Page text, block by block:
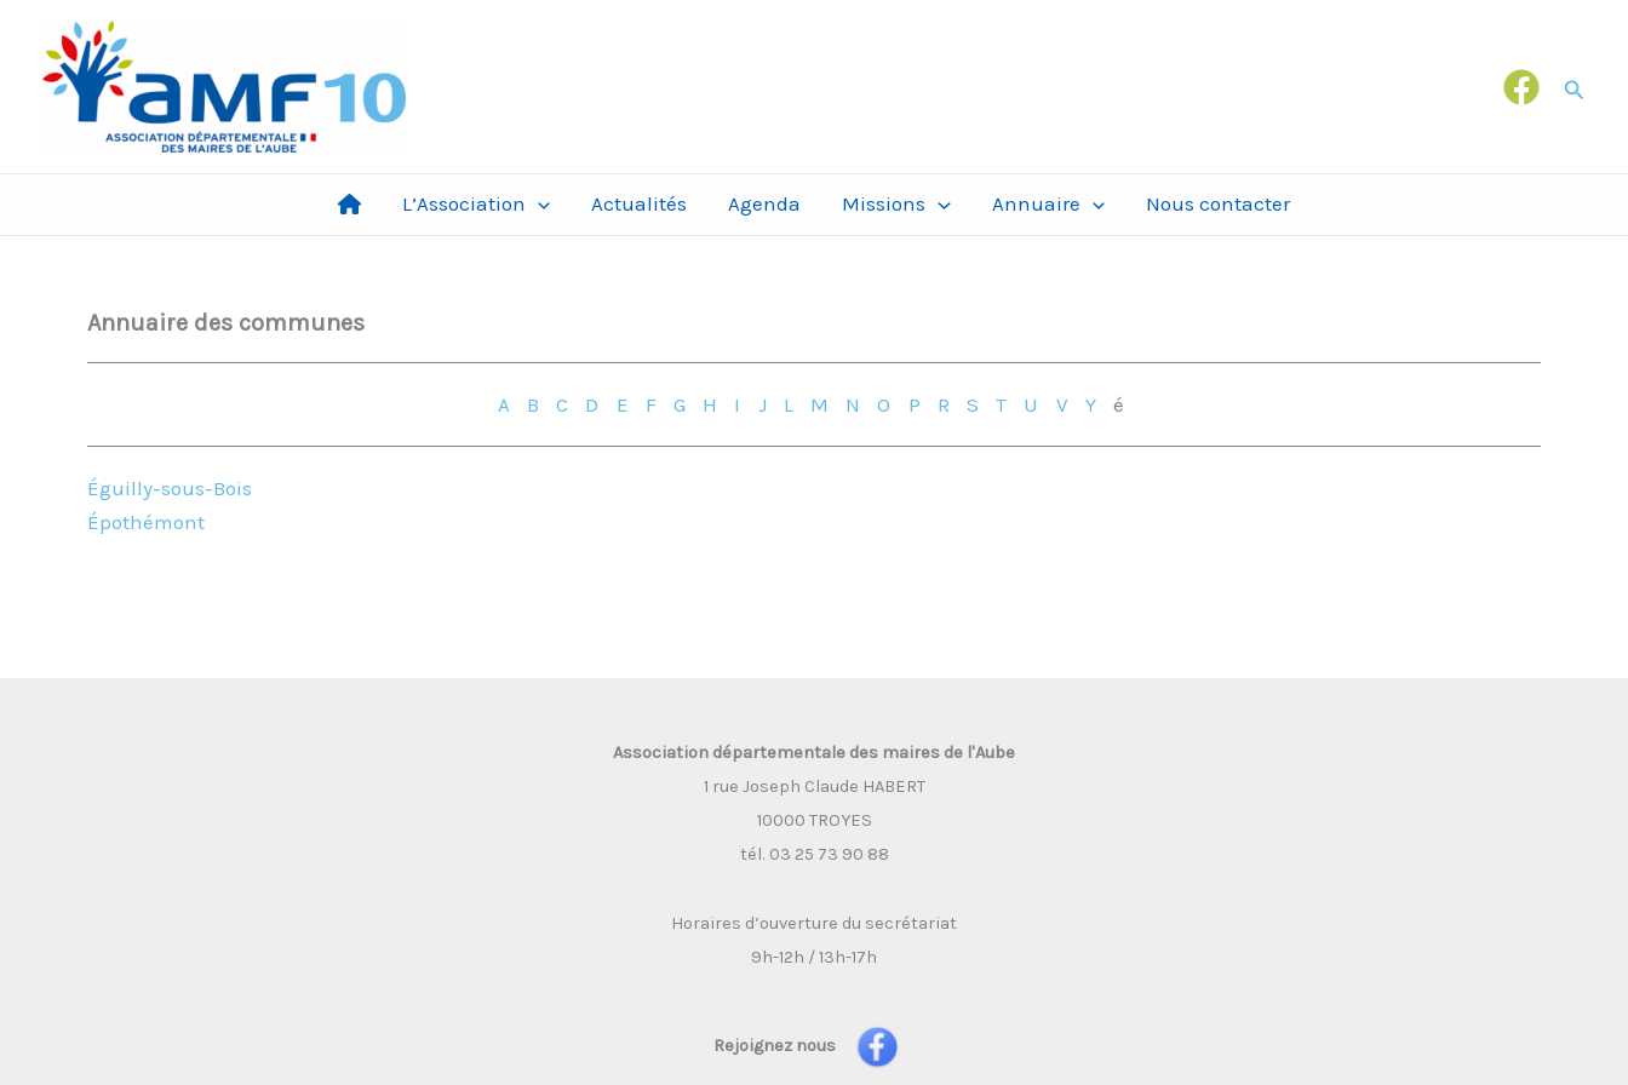
contenu
L’Association Actualités Agenda Missions Annuaire Nous contacter
Annuaire des communes
A BC D E FG H I J L M NO P RST U V Yé
Éguilly-sous-Bois
Épothémont
Association départementale des maires de l'Aube
1 rue Joseph Claude HABERT
10000 TROYES
tél. 03 25 73 90 88
Horaires d’ouverture du secrétariat
9h-12h / 13h-17h
Rejoignez nous